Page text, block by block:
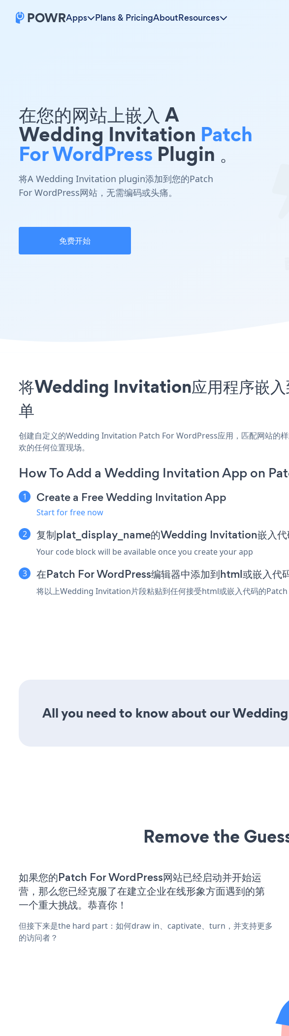
Apps Plans & PricingAboutResources
在您的网站上嵌入 A
Wedding Invitation Patch
For WordPress Plugin 。
将A Wedding Invitation plugin添加到您的Patch
For WordPress网站，无需编码或头痛。
免费开始
将Wedding Invitation应用程序嵌
单
创建自定义的Wedding Invitation Patch For WordPress应用，匹配网站的
欢的任何位置现场。
How To Add a Wedding Invitation App on
Create a Free Wedding Invitation App
Start for free now
复制plat_display_name的Wedding Invitation嵌入代
Your code block will be available once you create your app
在Patch For WordPress编辑器中添加到html或嵌入代
将以上Wedding Invitation片段粘贴到任何接受html或嵌入代码的
All you need to know about our
Remove the
如果您的Patch For WordPress网站已经启动并开始运
营，那么您已经克服了在建立企业在线形象方面遇到的第
一个重大挑战。恭喜你！
但接下来是the hard part：如何draw in、captivate、turn，并支持更多
的访问者？